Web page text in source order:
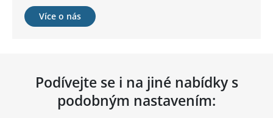
Více o nás
Podívejte se i na jiné nabídky s
podobným nastavením: